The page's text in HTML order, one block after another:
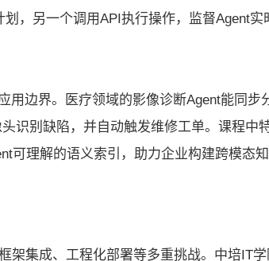
，另一个调用API执行操作，监督Agent实
用边界。医疗领域的影像诊断Agent能同步
识别缺陷，并自动触发维修工单。课程中
可理解的语义索引，助力企业构建跨模态
架集成、工程化部署等多重挑战。中培IT